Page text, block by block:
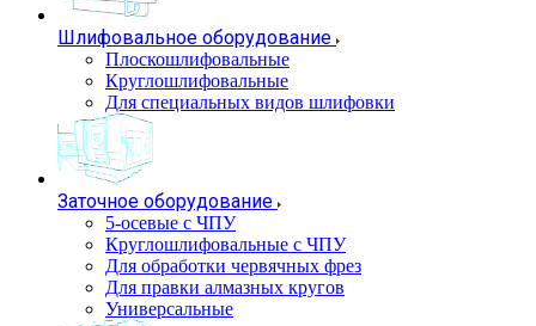
Шлифовальное оборудование
Плоскошлифовальные
Круглошлифовальные
Для специальных видов шлифовки
Заточное оборудование
5-осевые с ЧПУ
Круглошлифовальные с ЧПУ
Для обработки червячных фрез
Для правки алмазных кругов
Универсальные